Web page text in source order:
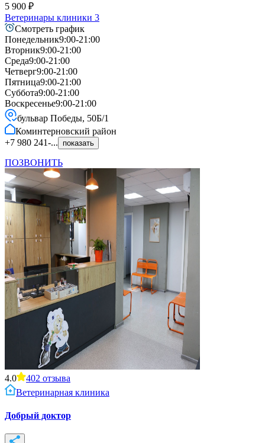
5 900 ₽
Ветеринары клиники 3
Смотреть график
Понедельник9:00-21:00
Вторник9:00-21:00
Среда9:00-21:00
Четверг9:00-21:00
Пятница9:00-21:00
Суббота9:00-21:00
Воскресенье9:00-21:00
бульвар Победы, 50Б/1
Коминтерновский район
+7 980 241-...
показать
ПОЗВОНИТЬ
4.0 402 отзыва
Ветеринарная клиника
Добрый доктор